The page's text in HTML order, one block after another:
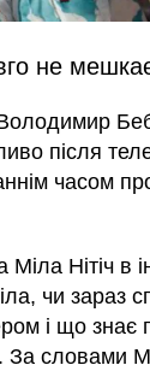
не мешкає
після
часом
Міла Нітіч в
чи зараз
і що знає
За словами